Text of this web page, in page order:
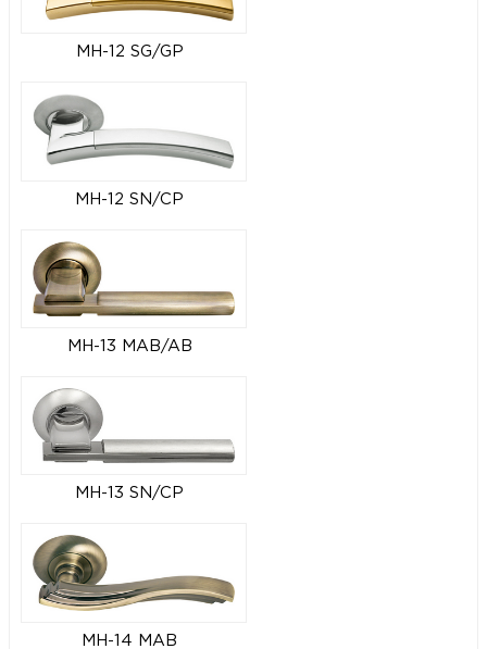
MH-12 SG/GP
MH-12 SN/CP
MH-13 MAB/AB
MH-13 SN/CP
MH-14 MAB